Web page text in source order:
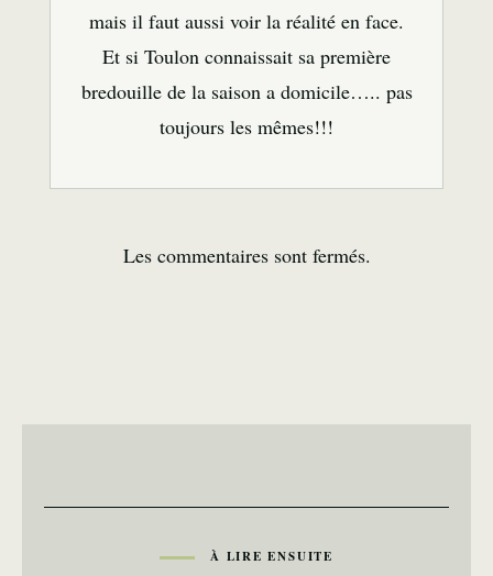
mais il faut aussi voir la réalité en face.
Et si Toulon connaissait sa première
bredouille de la saison a domicile….. pas
toujours les mêmes!!!
Les commentaires sont fermés.
À LIRE ENSUITE